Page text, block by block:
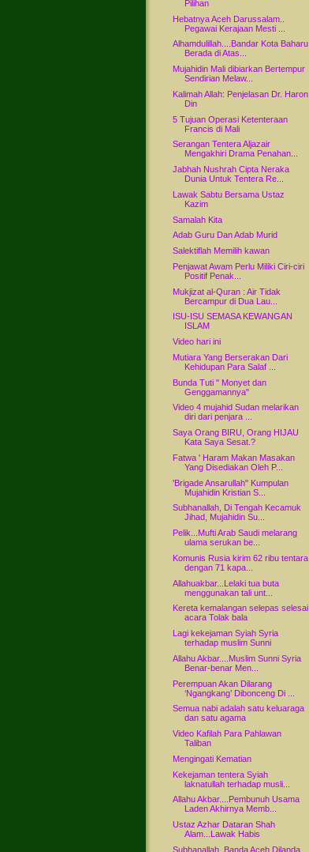
Pilihan
Hebatnya Aceh Darussalam..
Pegawai Kerajaan Mesti ...
Alhamdulillah....Bandar Kota Baharu
Berada di Atas...
Mujahidin Mali dibiarkan Bertempur
Sendirian Melaw...
Kalimah Allah: Penjelasan Dr. Haron
Din
5 Tujuan Operasi Ketenteraan
Francis di Mali
Serangan Tentera Aljazair
Mengakhiri Drama Penahan...
Jabhah Nushrah Cipta Neraka
Dunia Untuk Tentera Re...
Lawak Sabtu Bersama Ustaz
Kazim
Samalah Kita
Adab Guru Dan Adab Murid
Salektiflah Memilih kawan
Penjawat Awam Perlu Miliki Ciri-ciri
Positif Penak...
Mukjizat al-Quran : Air Tidak
Bercampur di Dua Lau...
ISU-ISU SEMASA KEWANGAN
ISLAM
Video hari ini
Mutiara Yang Berserakan Dari
Kehidupan Para Salaf ...
Bunda Tuti " Monyet dan
Genggamannya"
Video 4 mujahid Sudan melarikan
diri dari penjara ...
Saya Orang BIRU, Orang HIJAU
Kata Saya Sesat.?
Fatwa ' Haram Makan Masakan
Yang Disediakan Oleh P...
'Brigade Ansarullah" Kumpulan
Mujahidin Kristian S...
Subhanallah, Di Tengah Kecamuk
Jihad, Mujahidin Su...
Pelik...Mufti Arab Saudi melarang
ulama serukan be...
Komunis Rusia kirim 62 ribu tentara
dengan 71 kapa...
Allahuakbar...Lelaki tua buta
menggunakan tali unt...
Kereta kemalangan selepas selesai
acara Tolak bala
Lagi kekejaman Syiah Syria
terhadap muslim Sunni
Allahu Akbar....Muslim Sunni Syria
Benar-benar Men...
Perempuan Akan Dilarang
‘Ngangkang’ Dibonceng Di ...
Semua nabi adalah satu keluaraga
dan satu agama
Video Kafilah Para Pahlawan
Taliban
Mengingati Kematian
Kekejaman tentera Syiah
laknatullah terhadap musli...
Allahu Akbar....Pembunuh Usama
Laden Akhirnya Memb...
Ustaz Azhar Dataran Shah
Alam...Lawak Habis
Subhanallah..Banda Aceh Dilanda